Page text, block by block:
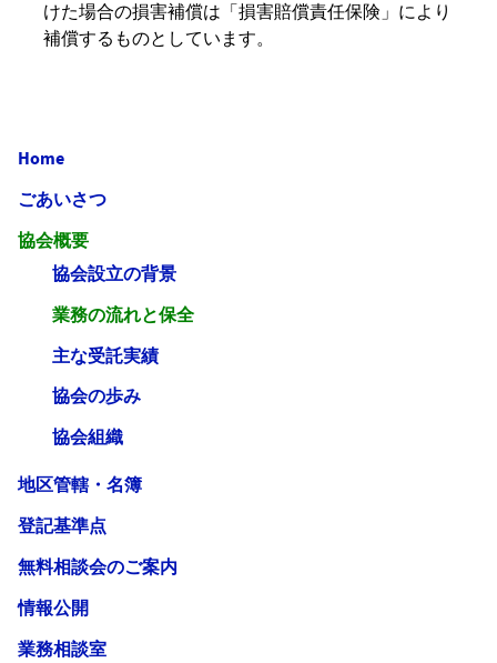
けた場合の損害補償は「損害賠償責任保険」により
補償するものとしています。
Home
ごあいさつ
協会概要
協会設立の背景
業務の流れと保全
主な受託実績
協会の歩み
協会組織
地区管轄・名簿
登記基準点
無料相談会のご案内
情報公開
業務相談室